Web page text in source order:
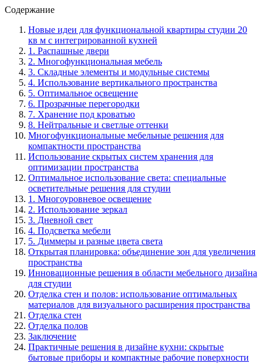
Содержание
Новые идеи для функциональной квартиры студии 20
кв м с интегрированной кухней
1. Распашные двери
2. Многофункциональная мебель
3. Складные элементы и модульные системы
4. Использование вертикального пространства
5. Оптимальное освещение
6. Прозрачные перегородки
7. Хранение под кроватью
8. Нейтральные и светлые оттенки
Многофункциональные мебельные решения для
компактности пространства
Использование скрытых систем хранения для
оптимизации пространства
Оптимальное использование света: специальные
осветительные решения для студии
1. Многоуровневое освещение
2. Использование зеркал
3. Дневной свет
4. Подсветка мебели
5. Диммеры и разные цвета света
Открытая планировка: объединение зон для увеличения
пространства
Инновационные решения в области мебельного дизайна
для студии
Отделка стен и полов: использование оптимальных
материалов для визуального расширения пространства
Отделка стен
Отделка полов
Заключение
Практичные решения в дизайне кухни: скрытые
бытовые приборы и компактные рабочие поверхности